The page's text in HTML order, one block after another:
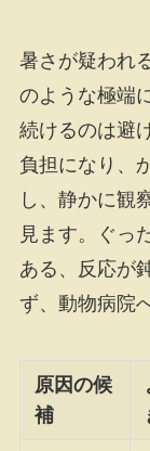
暑さが疑われ
のような極端
続けるのは避
負担になり、
し、静かに観
見ます。ぐっ
ある、反応が
ず、動物病院
原因の候
補